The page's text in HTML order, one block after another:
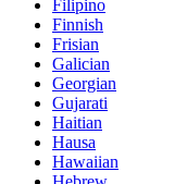
Filipino
Finnish
Frisian
Galician
Georgian
Gujarati
Haitian
Hausa
Hawaiian